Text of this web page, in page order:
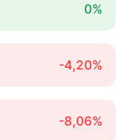
0%
-4,20%
-8,06%